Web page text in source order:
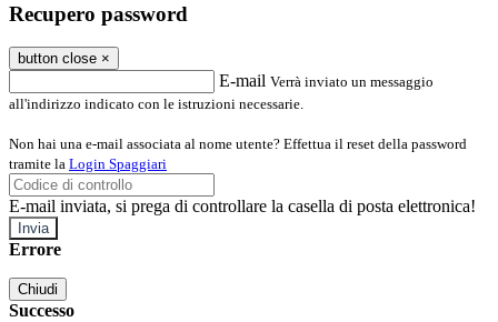
Recupero password
button close ×
E-mail Verrà inviato un messaggio
all'indirizzo indicato con le istruzioni necessarie.
Non hai una e-mail associata al nome utente? Effettua il reset della password
tramite la Login Spaggiari
E-mail inviata, si prega di controllare la casella di posta elettronica!
Errore
Chiudi
Successo